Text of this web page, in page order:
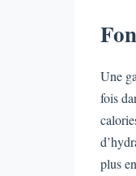
Une
fois
plus